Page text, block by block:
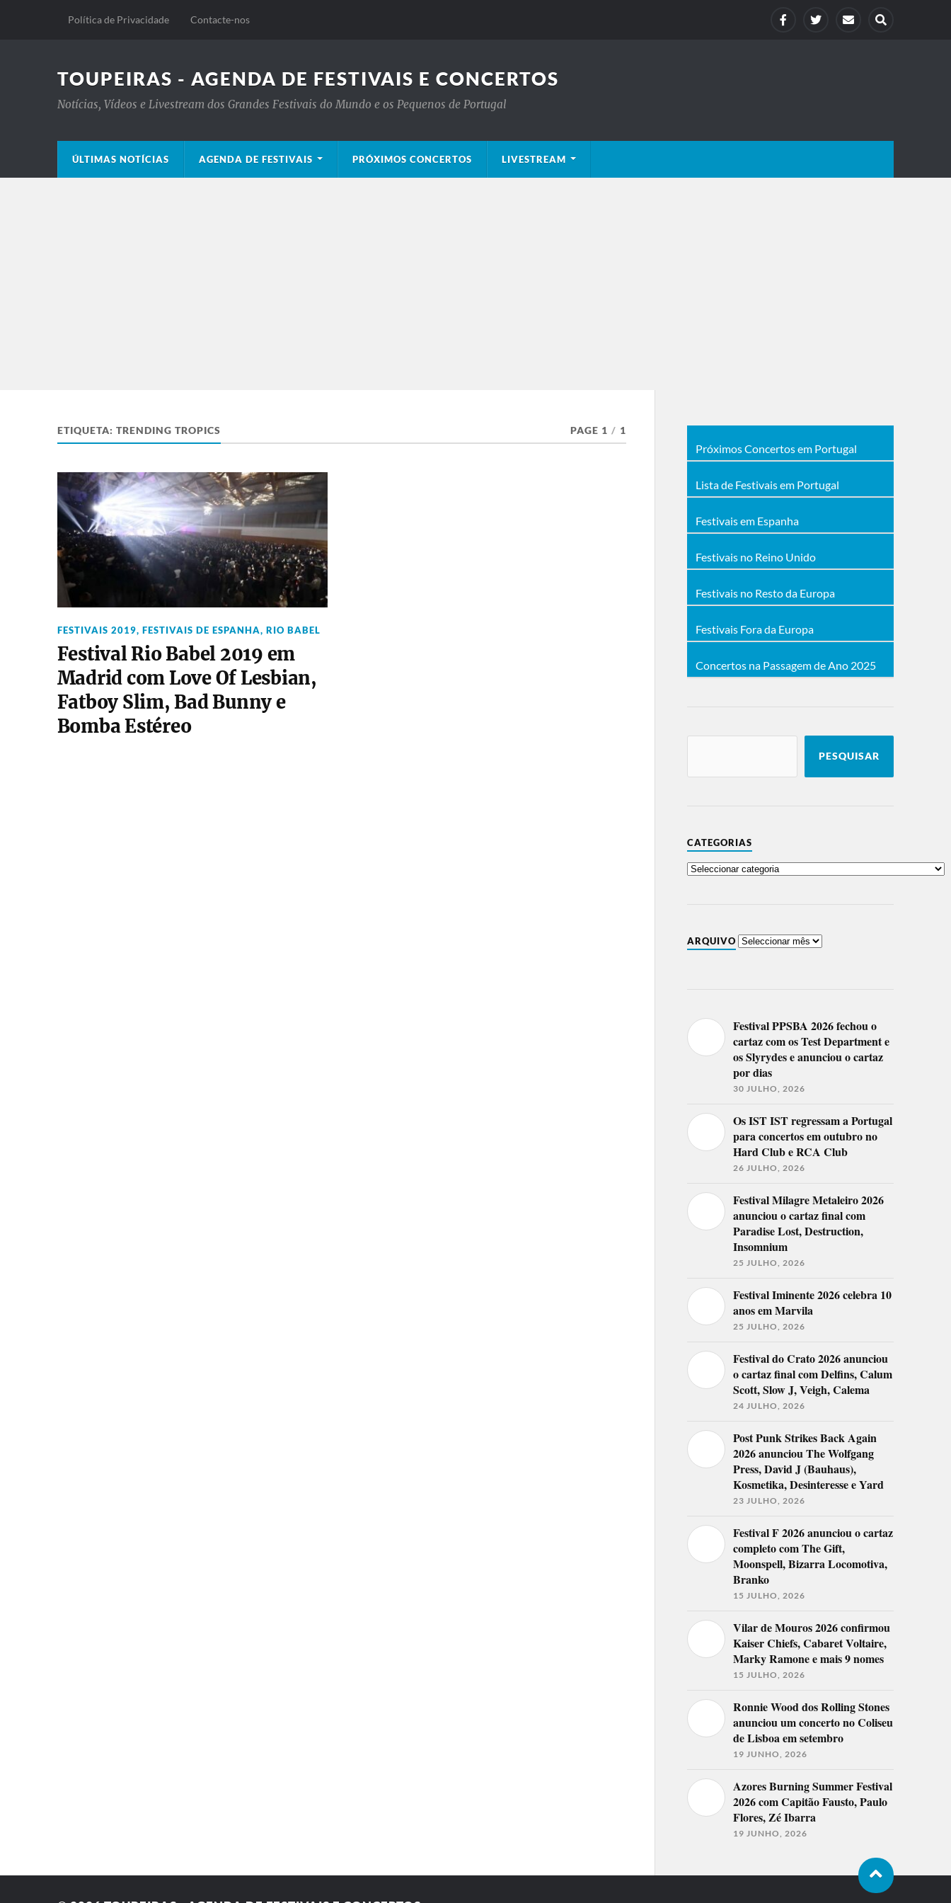
Política de Privacidade Contacte-nos
TOUPEIRAS - AGENDA DE FESTIVAIS E CONCERTOS
Notícias, Vídeos e Livestream dos Grandes Festivais do Mundo e os Pequenos de Portugal
ÚLTIMAS NOTÍCIAS AGENDA DE FESTIVAIS PRÓXIMOS CONCERTOS LIVESTREAM
ETIQUETA: TRENDING TROPICS PAGE 1 / 1
FESTIVAIS 2019, FESTIVAIS DE ESPANHA, RIO BABEL
Festival Rio Babel 2019 em
Madrid com Love Of Lesbian,
Fatboy Slim, Bad Bunny e
Bomba Estéreo
Próximos Concertos em Portugal
Lista de Festivais em Portugal
Festivais em Espanha
Festivais no Reino Unido
Festivais no Resto da Europa
Festivais Fora da Europa
Concertos na Passagem de Ano 2025
PESQUISAR
CATEGORIAS
ARQUIVO
Festival PPSBA 2026 fechou o
cartaz com os Test Department e
os Slyrydes e anunciou o cartaz
por dias
30 JULHO, 2026
Os IST IST regressam a Portugal
para concertos em outubro no
Hard Club e RCA Club
26 JULHO, 2026
Festival Milagre Metaleiro 2026
anunciou o cartaz final com
Paradise Lost, Destruction,
Insomnium
25 JULHO, 2026
Festival Iminente 2026 celebra 10
anos em Marvila
25 JULHO, 2026
Festival do Crato 2026 anunciou
o cartaz final com Delfins, Calum
Scott, Slow J, Veigh, Calema
24 JULHO, 2026
Post Punk Strikes Back Again
2026 anunciou The Wolfgang
Press, David J (Bauhaus),
Kosmetika, Desinteresse e Yard
23 JULHO, 2026
Festival F 2026 anunciou o cartaz
completo com The Gift,
Moonspell, Bizarra Locomotiva,
Branko
15 JULHO, 2026
Vilar de Mouros 2026 confirmou
Kaiser Chiefs, Cabaret Voltaire,
Marky Ramone e mais 9 nomes
15 JULHO, 2026
Ronnie Wood dos Rolling Stones
anunciou um concerto no Coliseu
de Lisboa em setembro
19 JUNHO, 2026
Azores Burning Summer Festival
2026 com Capitão Fausto, Paulo
Flores, Zé Ibarra
19 JUNHO, 2026